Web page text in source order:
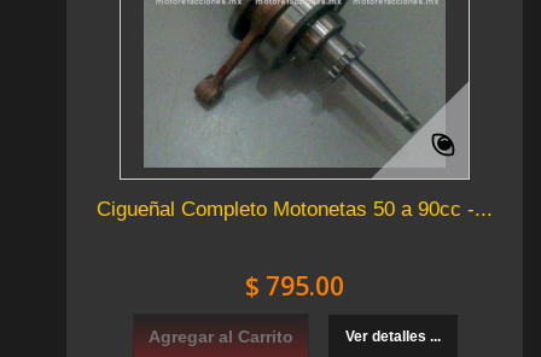
Cigueñal Completo Motonetas 50 a 90cc -...
$ 795.00
Agregar al Carrito Ver detalles ...